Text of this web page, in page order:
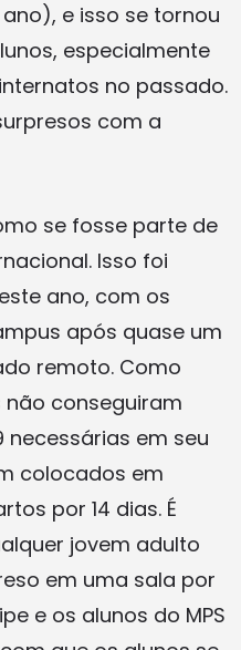
e isso se tornou
especialmente
no passado.
com a
se fosse parte de
Isso foi
ano, com os
após quase um
remoto. Como
não conseguiram
necessárias em seu
colocados em
por 14 dias. É
jovem adulto
em uma sala por
e os alunos do MPS